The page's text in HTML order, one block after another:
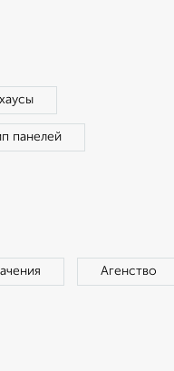
панелей
Агенство